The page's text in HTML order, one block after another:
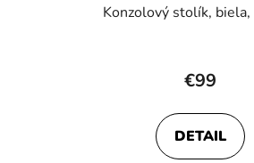
Konzolový stolík, biela,
€99
DETAIL